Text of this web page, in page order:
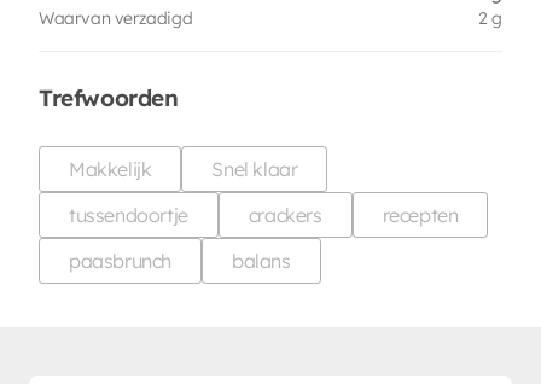
Waarvan verzadigd 2 g
Trefwoorden
Makkelijk
Snel klaar
tussendoortje
crackers
recepten
paasbrunch
balans